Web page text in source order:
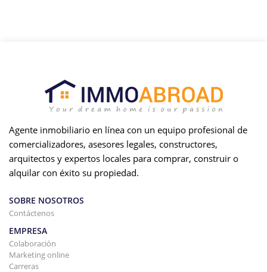
Agente inmobiliario en línea con un equipo profesional de
comercializadores, asesores legales, constructores,
arquitectos y expertos locales para comprar, construir o
alquilar con éxito su propiedad.
SOBRE NOSOTROS
Contáctenos
EMPRESA
Colaboración
Marketing online
Carreras